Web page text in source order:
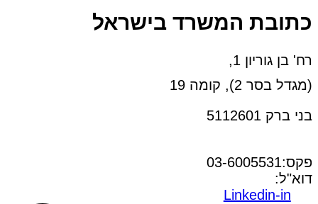
כתובת המשרד בישראל
רח' בן גוריון 1,
(מגדל בסר 2), קומה 19
בני ברק 5112601
פקס:03-6005531
דוא"ל:
Linkedin-in